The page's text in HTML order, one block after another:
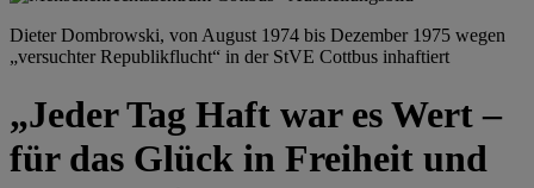
Dieter Dombrowski, von August 1974 bis Dezember 1975 wegen
„versuchter Republikflucht“ in der StVE Cottbus inhaftiert
„Jeder Tag Haft war es Wert –
für das Glück in Freiheit und